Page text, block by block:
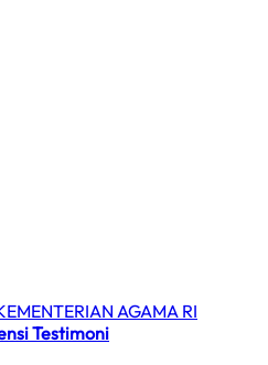
AGAMA RI
Testimoni